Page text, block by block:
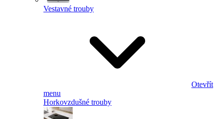
Vestavné trouby
Otevřít
menu
Horkovzdušné trouby